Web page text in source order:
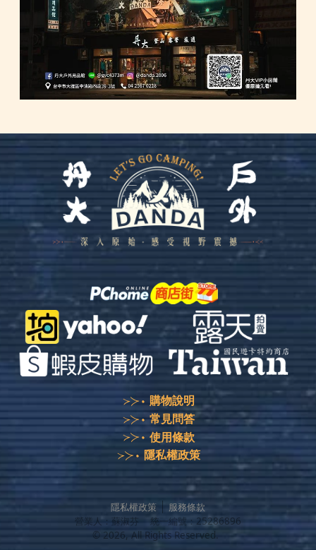
購物說明
常見問答
使用條款
隱私權政策
隱私權政策
服務條款
營業人： 蘇淑芬 統一編號： 25286896
© 2026, All Rights Reserved.